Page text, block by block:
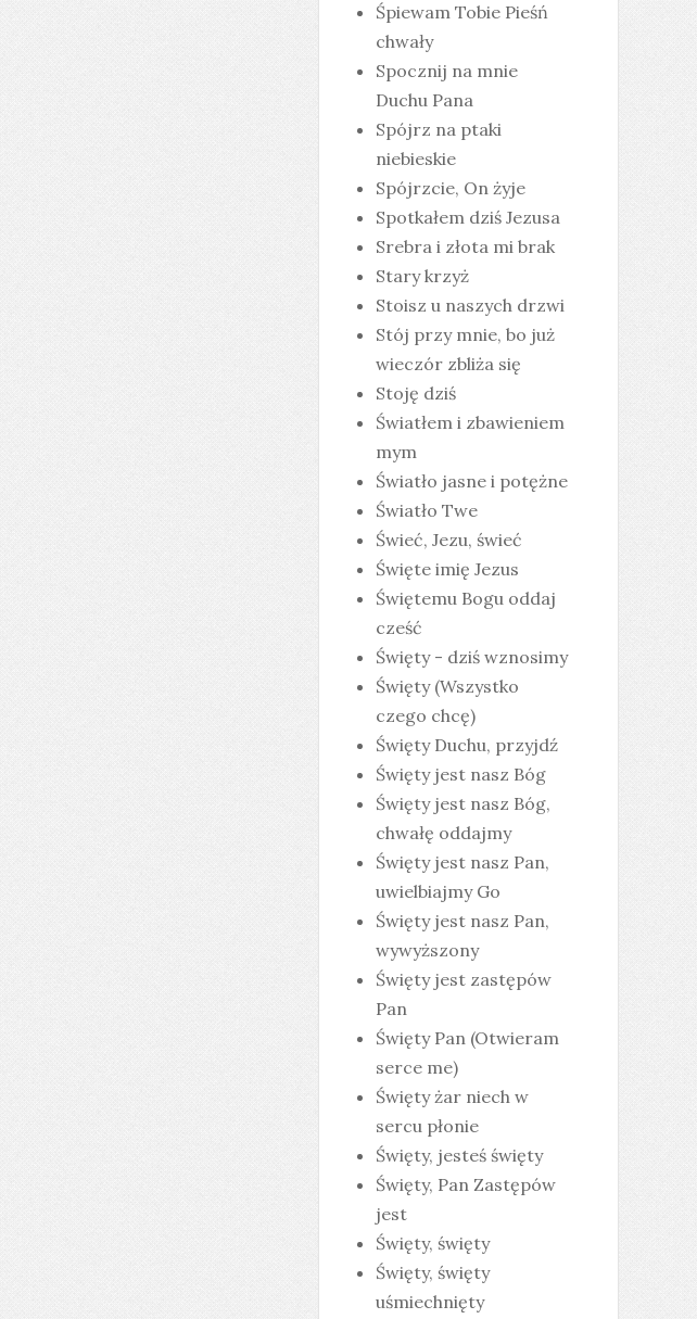
Śpiewam Tobie Pieśń
chwały
Spocznij na mnie
Duchu Pana
Spójrz na ptaki
niebieskie
Spójrzcie, On żyje
Spotkałem dziś Jezusa
Srebra i złota mi brak
Stary krzyż
Stoisz u naszych drzwi
Stój przy mnie, bo już
wieczór zbliża się
Stoję dziś
Światłem i zbawieniem
mym
Światło jasne i potężne
Światło Twe
Świeć, Jezu, świeć
Święte imię Jezus
Świętemu Bogu oddaj
cześć
Święty - dziś wznosimy
Święty (Wszystko
czego chcę)
Święty Duchu, przyjdź
Święty jest nasz Bóg
Święty jest nasz Bóg,
chwałę oddajmy
Święty jest nasz Pan,
uwielbiajmy Go
Święty jest nasz Pan,
wywyższony
Święty jest zastępów
Pan
Święty Pan (Otwieram
serce me)
Święty żar niech w
sercu płonie
Święty, jesteś święty
Święty, Pan Zastępów
jest
Święty, święty
Święty, święty
uśmiechnięty